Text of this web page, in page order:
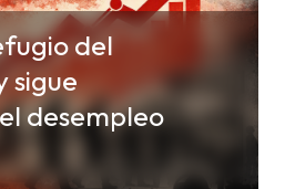
del
sigue
desempleo